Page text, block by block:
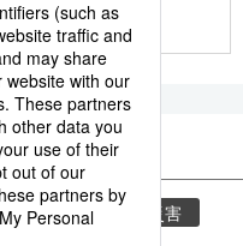
気象・災害
災害